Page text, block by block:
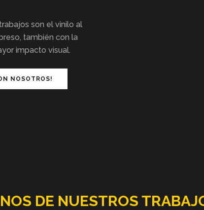
son el vinilo al
también con la
impacto visual.
NOSOTROS!
DE NUESTROS